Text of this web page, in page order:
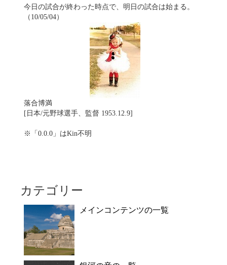
今日の試合が終わった時点で、明日の試合は始まる。
（10/05/04）
落合博満
[日本/元野球選手、監督 1953.12.9]
※「0.0.0」はKin不明
カテゴリー
メインコンテンツの一覧